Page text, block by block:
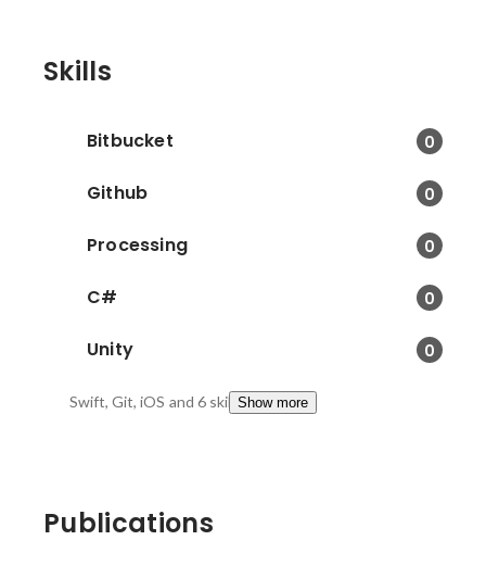
Skills
Bitbucket 0
Github 0
Processing 0
C# 0
Unity 0
Swift, Git, iOS and 6 skillsShow more
Publications